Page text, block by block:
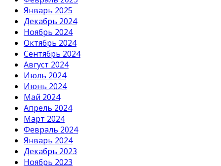
Январь 2025
Декабрь 2024
Ноябрь 2024
Октябрь 2024
Сентябрь 2024
Август 2024
Июль 2024
Июнь 2024
Май 2024
Апрель 2024
Март 2024
Февраль 2024
Январь 2024
Декабрь 2023
Ноябрь 2023